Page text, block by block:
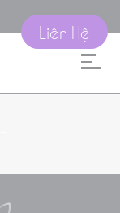
Liên Hệ